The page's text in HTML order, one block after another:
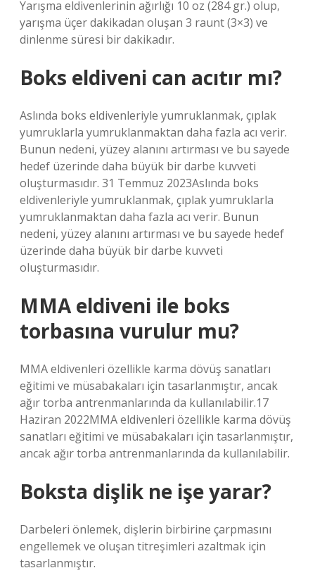
Yarışma eldivenlerinin ağırlığı 10 oz (284 gr.) olup,
yarışma üçer dakikadan oluşan 3 raunt (3×3) ve
dinlenme süresi bir dakikadır.
Boks eldiveni can acıtır mı?
Aslında boks eldivenleriyle yumruklanmak, çıplak
yumruklarla yumruklanmaktan daha fazla acı verir.
Bunun nedeni, yüzey alanını artırması ve bu sayede
hedef üzerinde daha büyük bir darbe kuvveti
oluşturmasıdır. 31 Temmuz 2023Aslında boks
eldivenleriyle yumruklanmak, çıplak yumruklarla
yumruklanmaktan daha fazla acı verir. Bunun
nedeni, yüzey alanını artırması ve bu sayede hedef
üzerinde daha büyük bir darbe kuvveti
oluşturmasıdır.
MMA eldiveni ile boks
torbasına vurulur mu?
MMA eldivenleri özellikle karma dövüş sanatları
eğitimi ve müsabakaları için tasarlanmıştır, ancak
ağır torba antrenmanlarında da kullanılabilir.17
Haziran 2022MMA eldivenleri özellikle karma dövüş
sanatları eğitimi ve müsabakaları için tasarlanmıştır,
ancak ağır torba antrenmanlarında da kullanılabilir.
Boksta dişlik ne işe yarar?
Darbeleri önlemek, dişlerin birbirine çarpmasını
engellemek ve oluşan titreşimleri azaltmak için
tasarlanmıştır.